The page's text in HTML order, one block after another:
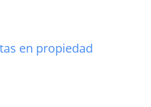
en propiedad